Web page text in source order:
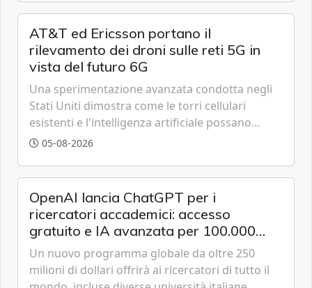
AT&T ed Ericsson portano il
rilevamento dei droni sulle reti 5G in
vista del futuro 6G
Una sperimentazione avanzata condotta negli
Stati Uniti dimostra come le torri cellulari
esistenti e l'intelligenza artificiale possano
tracciare velivoli a bassa quota in tempo reale,
05-08-2026
OpenAI lancia ChatGPT per i
ricercatori accademici: accesso
gratuito e IA avanzata per 100.000
scienziati
Un nuovo programma globale da oltre 250
milioni di dollari offrirà ai ricercatori di tutto il